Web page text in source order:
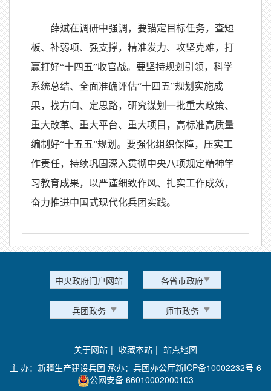
薛斌在调研中强调，要锚定目标任务，查短
板、补弱项、强支撑，精准发力、攻坚克难，打
赢打好“十四五”收官战。要坚持规划引领，科学
系统总结、全面准确评估“十四五”规划实施成
果，找方向、定思路，研究谋划一批重大政策、
重大改革、重大平台、重大项目，高标准高质量
编制好“十五五”规划。要强化组织保障，压实工
作责任，持续巩固深入贯彻中央八项规定精神学
习教育成果，以严谨细致作风、扎实工作成效，
奋力推进中国式现代化兵团实践。
中央政府门户网站 各省市政府
兵团政务 师市政务
关于网站 | 收藏本站 | 站点地图
主 办：新疆生产建设兵团 承办：兵团办公厅新ICP备10002232号-6
公网安备 66010002000103